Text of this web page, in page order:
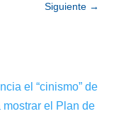
Siguiente →